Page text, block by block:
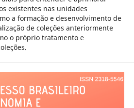
existentes nas unidades
a formação e desenvolvimento de
de coleções anteriormente
o próprio tratamento e